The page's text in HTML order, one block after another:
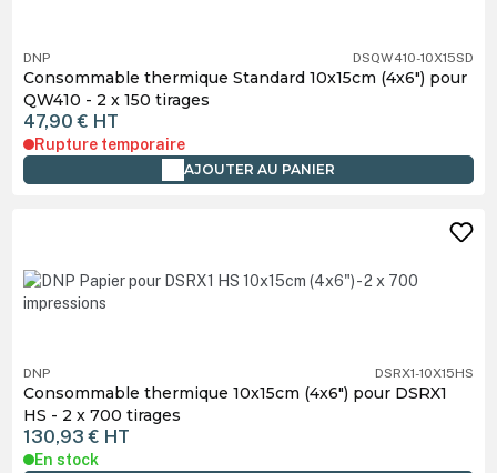
DNP DSQW410-10X15SD
Consommable thermique Standard 10x15cm (4x6") pour
QW410 - 2 x 150 tirages
47,90 € HT
Rupture temporaire
AJOUTER AU PANIER
DNP DSRX1-10X15HS
Consommable thermique 10x15cm (4x6") pour DSRX1
HS - 2 x 700 tirages
130,93 € HT
En stock